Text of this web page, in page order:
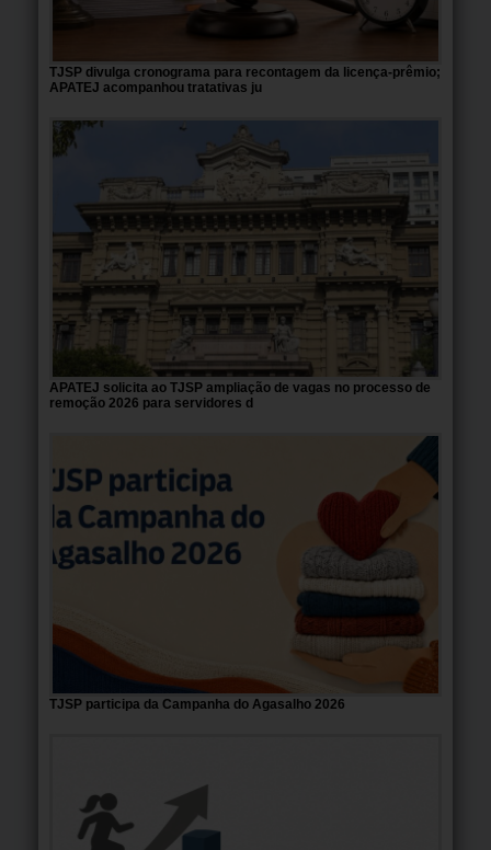
TJSP divulga cronograma para recontagem da licença-prêmio;
APATEJ acompanhou tratativas ju
APATEJ solicita ao TJSP ampliação de vagas no processo de
remoção 2026 para servidores d
TJSP participa da Campanha do Agasalho 2026